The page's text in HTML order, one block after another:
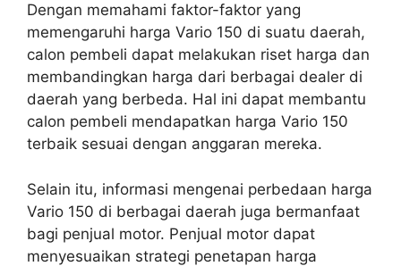
Dengan memahami faktor-faktor yang
memengaruhi harga Vario 150 di suatu daerah,
calon pembeli dapat melakukan riset harga dan
membandingkan harga dari berbagai dealer di
daerah yang berbeda. Hal ini dapat membantu
calon pembeli mendapatkan harga Vario 150
terbaik sesuai dengan anggaran mereka.
Selain itu, informasi mengenai perbedaan harga
Vario 150 di berbagai daerah juga bermanfaat
bagi penjual motor. Penjual motor dapat
menyesuaikan strategi penetapan harga